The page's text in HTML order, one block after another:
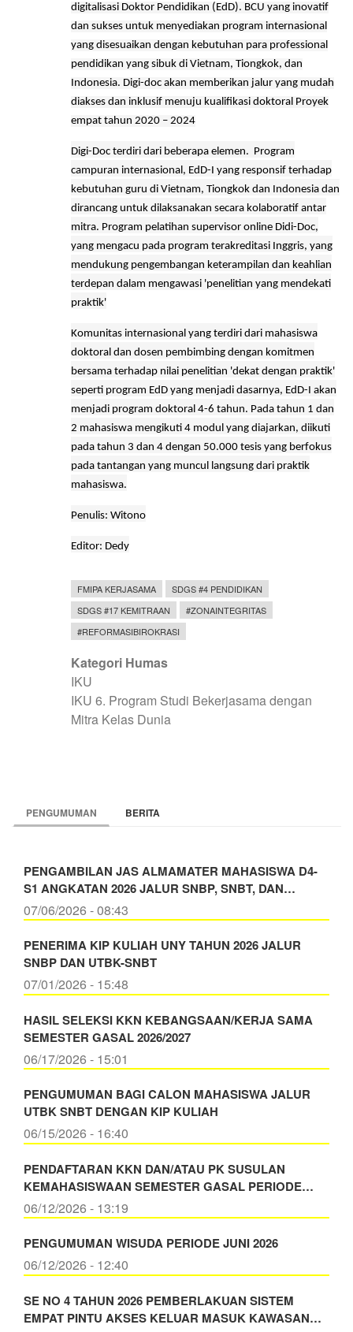
digitalisasi Doktor Pendidikan (EdD). BCU yang inovatif
dan sukses untuk menyediakan program internasional
yang disesuaikan dengan kebutuhan para professional
pendidikan yang sibuk di Vietnam, Tiongkok, dan
Indonesia. Digi-doc akan memberikan jalur yang mudah
diakses dan inklusif menuju kualifikasi doktoral Proyek
empat tahun 2020 – 2024
Digi-Doc terdiri dari beberapa elemen. Program
campuran internasional, EdD-I yang responsif terhadap
kebutuhan guru di Vietnam, Tiongkok dan Indonesia dan
dirancang untuk dilaksanakan secara kolaboratif antar
mitra. Program pelatihan supervisor online Didi-Doc,
yang mengacu pada program terakreditasi Inggris, yang
mendukung pengembangan keterampilan dan keahlian
terdepan dalam mengawasi 'penelitian yang mendekati
praktik'
Komunitas internasional yang terdiri dari mahasiswa
doktoral dan dosen pembimbing dengan komitmen
bersama terhadap nilai penelitian 'dekat dengan praktik'
seperti program EdD yang menjadi dasarnya, EdD-I akan
menjadi program doktoral 4-6 tahun. Pada tahun 1 dan
2 mahasiswa mengikuti 4 modul yang diajarkan, diikuti
pada tahun 3 dan 4 dengan 50.000 tesis yang berfokus
pada tantangan yang muncul langsung dari praktik
mahasiswa.
Penulis: Witono
Editor: Dedy
FMIPA KERJASAMA
SDGS #4 PENDIDIKAN
SDGS #17 KEMITRAAN
#ZONAINTEGRITAS
#REFORMASIBIROKRASI
Kategori Humas
IKU
IKU 6. Program Studi Bekerjasama dengan
Mitra Kelas Dunia
PENGUMUMAN BERITA
PENGAMBILAN JAS ALMAMATER MAHASISWA D4-
S1 ANGKATAN 2026 JALUR SNBP, SNBT, DAN…
07/06/2026 - 08:43
PENERIMA KIP KULIAH UNY TAHUN 2026 JALUR
SNBP DAN UTBK-SNBT
07/01/2026 - 15:48
HASIL SELEKSI KKN KEBANGSAAN/KERJA SAMA
SEMESTER GASAL 2026/2027
06/17/2026 - 15:01
PENGUMUMAN BAGI CALON MAHASISWA JALUR
UTBK SNBT DENGAN KIP KULIAH
06/15/2026 - 16:40
PENDAFTARAN KKN DAN/ATAU PK SUSULAN
KEMAHASISWAAN SEMESTER GASAL PERIODE…
06/12/2026 - 13:19
PENGUMUMAN WISUDA PERIODE JUNI 2026
06/12/2026 - 12:40
SE NO 4 TAHUN 2026 PEMBERLAKUAN SISTEM
EMPAT PINTU AKSES KELUAR MASUK KAWASAN…